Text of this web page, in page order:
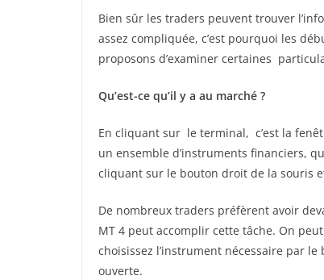
Bien sûr les traders peuvent trouver
assez compliquée, c’est pourquoi les
proposons d’examiner certaines
Qu’est-ce qu’il y a au marché ?
En cliquant sur le terminal, c’est la
un ensemble d’instruments financiers,
cliquant sur le bouton droit de la souris
De nombreux traders préfèrent avoir
MT 4 peut accomplir cette tâche. On
choisissez l’instrument nécessaire par
ouverte.